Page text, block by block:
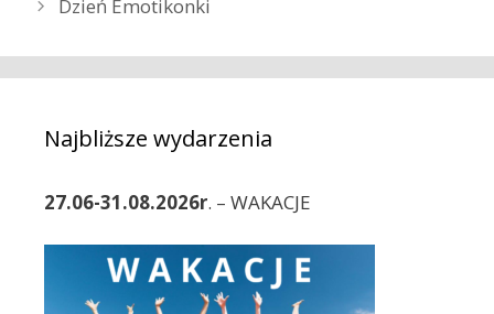
e
o
i
a
c
w
Dzień Emotikonki
Najbliższe wydarzenia
27.06-31.08.2026r. – WAKACJE